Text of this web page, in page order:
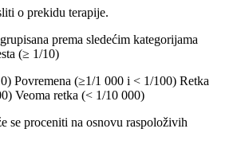
o prekidu terapije.
prema sledećim kategorijama
(≥ 1/10)
Povremena (≥1/1 000 i < 1/100) Retka
Veoma retka (< 1/10 000)
se proceniti na osnovu raspoloživih